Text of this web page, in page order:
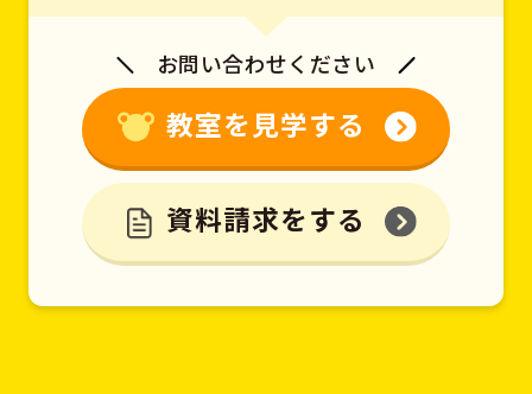
お問い合わせください
教室を見学する
資料請求をする